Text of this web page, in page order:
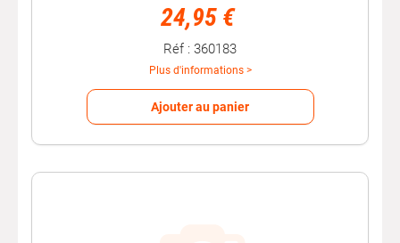
24,95 €
Réf : 360183
Plus d'informations >
Ajouter au panier